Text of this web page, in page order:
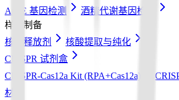
ApoE 基因检测
酒精代谢基因检测
样本制备
核酸释放剂
核酸提取与纯化
CRISPR 试剂盒
CRISPR-Cas12a Kit (RPA+Cas12a)
材